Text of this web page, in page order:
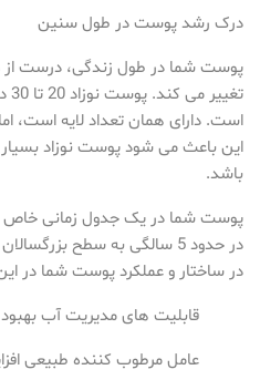
درک رشد پوست در طول سنین
پوست شما در طول زندگی، درست از
است. دارای همان تعداد لایه است،
این باعث می شود پوست نوزاد
باشد.
پوست شما در یک جدول زمانی
در حدود 5 سالگی به سطح بزرگسالان می رسد
در ساختار و عملکرد پوست شما در
قابلیت های مدیریت آب
عامل مرطوب کننده طبیعی